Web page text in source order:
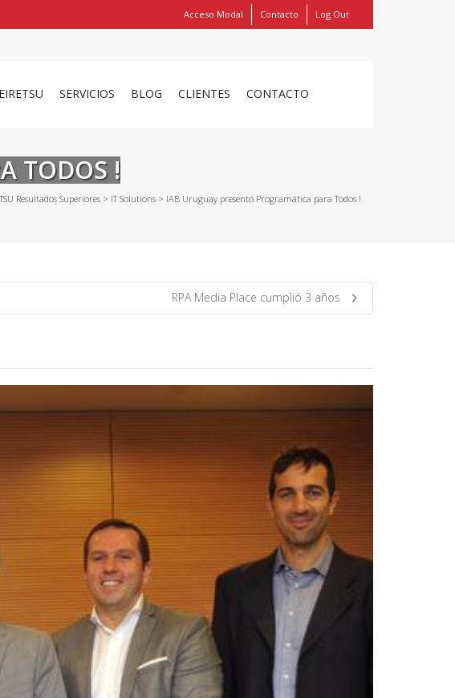
Acceso Modal Contacto Log Out
SERVICIOS BLOG CLIENTES CONTACTO
TODOS !
Resultados Superiores > IT Solutions > IAB Uruguay presentó Programática para Todos !
RPA Media Place cumplió 3 años